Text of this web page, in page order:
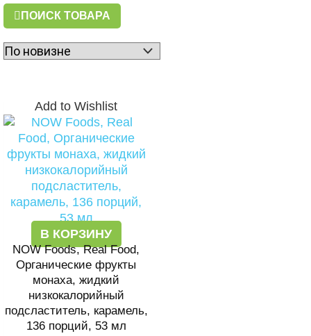
ПОИСК ТОВАРА
Add to Wishlist
В КОРЗИНУ
NOW Foods, Real Food,
Органические фрукты
монаха, жидкий
низкокалорийный
подсластитель, карамель,
136 порций, 53 мл